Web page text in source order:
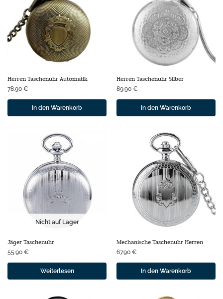
Herren Taschenuhr Automatik
78.90 €
In den Warenkorb
Herren Taschenuhr Silber
89.90 €
In den Warenkorb
Nicht auf Lager
Jäger Taschenuhr
55.90 €
Weiterlesen
Mechanische Taschenuhr Herren
67.90 €
In den Warenkorb